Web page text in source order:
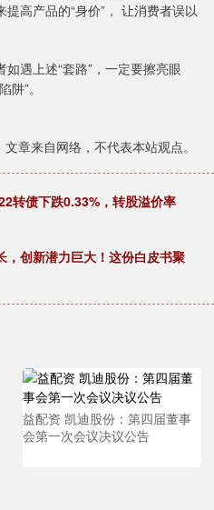
高产品的“身价”， 让消费者误以
遇上述“套路”，一定要擦亮眼
”。
章来自网络，不代表本站观点。
转债下跌0.33%，转股溢价率
，创新潜力巨大！这份白皮书聚
益配资 凯迪股份：第四届董事
会第一次会议决议公告